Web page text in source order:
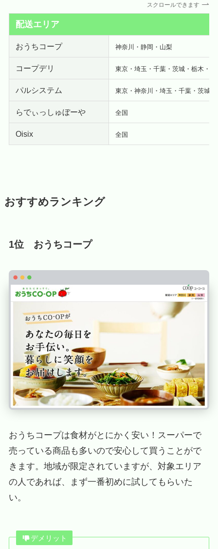
スクロールできます
配送エリア
おうちコープ 神奈川・静岡・山梨
コープデリ 東京・埼玉・千葉・茨城・栃木・
パルシステム 東京・神奈川・埼玉・千葉・茨城
らでぃっしゅぼーや 全国
Oisix 全国
おすすめランキング
1位 おうちコープ
おうちコープは食材がとにかく安い！スーパーで
売っている商品も多いので安心して買うことがで
きます。地域が限定されていますが、対象エリア
の人であれば、まず一番初めに試してもらいた
い。
デメリット